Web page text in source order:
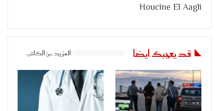
Houcine El Aagli
قد يعجبك ايضا المزيد عن الكاتب